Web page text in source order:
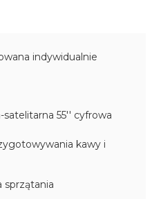
indywidualnie
satelitarna 55'' cyfrowa
kawy i
sprzątania